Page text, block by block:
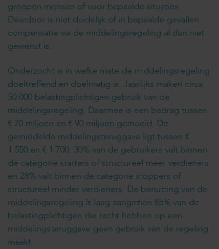
groepen mensen of voor bepaalde situaties.
Daardoor is niet duidelijk of in bepaalde gevallen
compensatie via de middelingsregeling al dan niet
gewenst is.
Onderzocht is in welke mate de middelingsregeling
doeltreffend en doelmatig is. Jaarlijks maken circa
50.000 belastingplichtigen gebruik van de
middelingsregeling. Daarmee is een bedrag tussen
€ 70 miljoen en € 90 miljoen gemoeid. De
gemiddelde middelingsteruggave ligt tussen €
1.550 en € 1.700. 30% van de gebruikers valt binnen
de categorie starters of structureel meer verdieners
en 28% valt binnen de categorie stoppers of
structureel minder verdieners. De benutting van de
middelingsregeling is laag aangezien 85% van de
belastingplichtigen die recht hebben op een
middelingsteruggave geen gebruik van de regeling
maakt.